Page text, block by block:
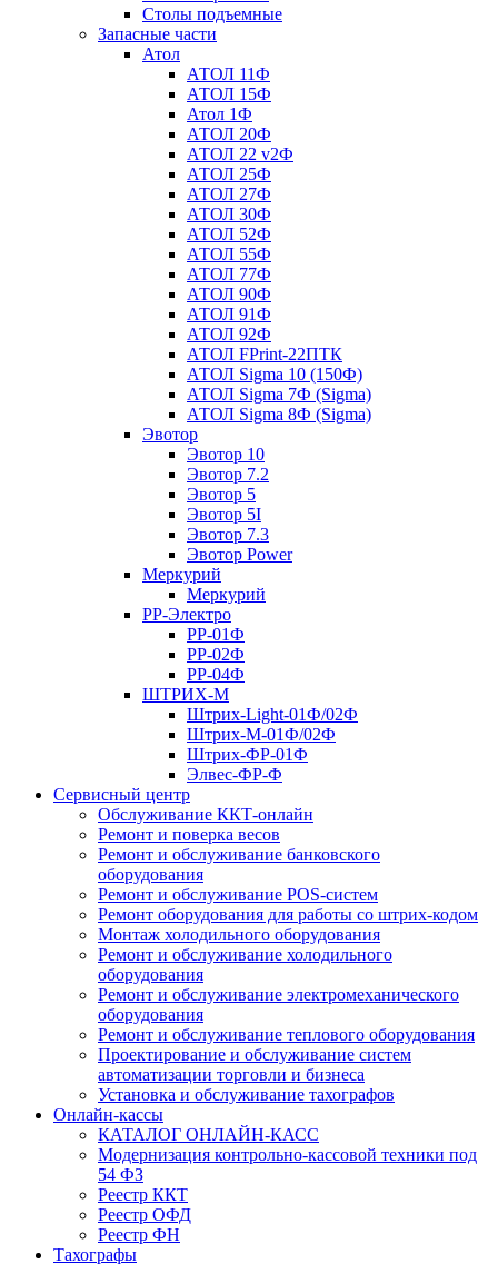
Столы подъемные
Запасные части
Атол
АТОЛ 11Ф
АТОЛ 15Ф
Атол 1Ф
АТОЛ 20Ф
АТОЛ 22 v2Ф
АТОЛ 25Ф
АТОЛ 27Ф
АТОЛ 30Ф
АТОЛ 52Ф
АТОЛ 55Ф
АТОЛ 77Ф
АТОЛ 90Ф
АТОЛ 91Ф
АТОЛ 92Ф
АТОЛ FPrint-22ПТК
АТОЛ Sigma 10 (150Ф)
АТОЛ Sigma 7Ф (Sigma)
АТОЛ Sigma 8Ф (Sigma)
Эвотор
Эвотор 10
Эвотор 7.2
Эвотор 5
Эвотор 5I
Эвотор 7.3
Эвотор Power
Меркурий
Меркурий
РР-Электро
РР-01Ф
РР-02Ф
РР-04Ф
ШТРИХ-М
Штрих-Light-01Ф/02Ф
Штрих-М-01Ф/02Ф
Штрих-ФР-01Ф
Элвес-ФР-Ф
Сервисный центр
Обслуживание ККТ-онлайн
Ремонт и поверка весов
Ремонт и обслуживание банковского
оборудования
Ремонт и обслуживание POS-систем
Ремонт оборудования для работы со штрих-кодом
Монтаж холодильного оборудования
Ремонт и обслуживание холодильного
оборудования
Ремонт и обслуживание электромеханического
оборудования
Ремонт и обслуживание теплового оборудования
Проектирование и обслуживание систем
автоматизации торговли и бизнеса
Установка и обслуживание тахографов
Онлайн-кассы
КАТАЛОГ ОНЛАЙН-КАСС
Модернизация контрольно-кассовой техники под
54 ФЗ
Реестр ККТ
Реестр ОФД
Реестр ФН
Тахографы